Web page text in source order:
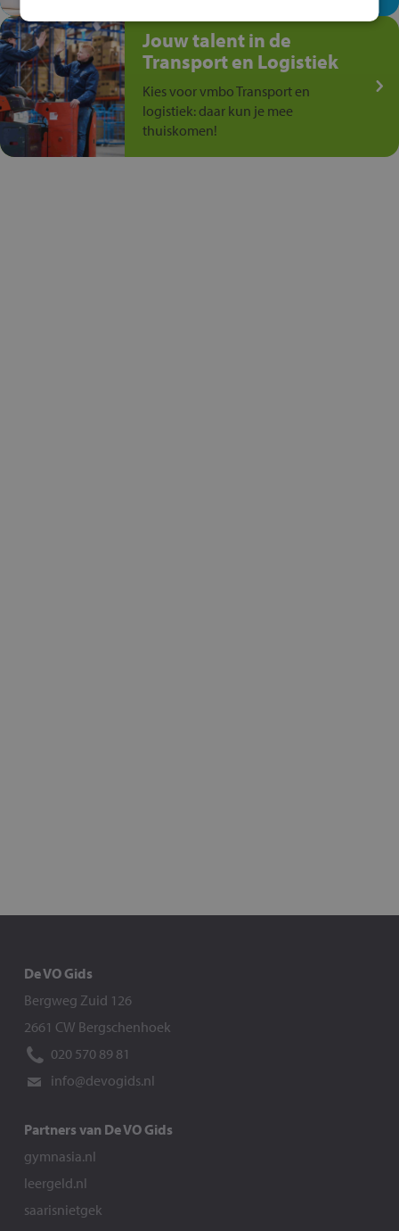
Jouw talent in de
Transport en Logistiek
Kies voor vmbo Transport en
logistiek: daar kun je mee
thuiskomen!
De VO Gids
Bergweg Zuid 126
2661 CW Bergschenhoek
020 570 89 81
info@devogids.nl
Partners van De VO Gids
gymnasia.nl
leergeld.nl
saarisnietgek